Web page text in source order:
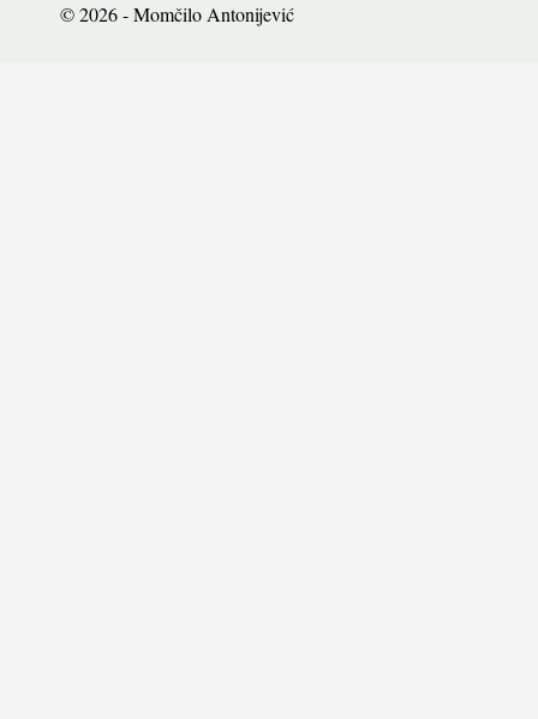
© 2026 - Momčilo Antonijević